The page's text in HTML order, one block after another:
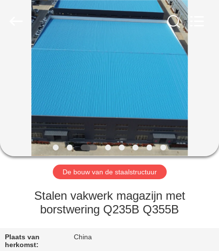
HUIS
PRODUCTEN
VIDEOS
VR-
SHOW
ONGEVEER
FABRIEKSREIS
De bouw van de staalstructuur
Stalen vakwerk magazijn met
borstwering Q235B Q355B
Plaats van
herkomst:
China